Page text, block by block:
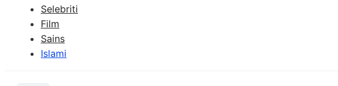
Selebriti
Film
Sains
Islami